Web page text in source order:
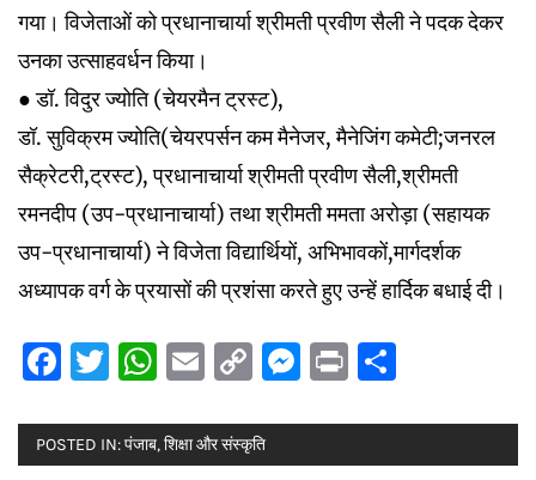
गया। विजेताओं को प्रधानाचार्या श्रीमती प्रवीण सैली ने पदक देकर
उनका उत्साहवर्धन किया।
● डॉ. विदुर ज्योति (चेयरमैन ट्रस्ट),
डॉ. सुविक्रम ज्योति(चेयरपर्सन कम मैनेजर, मैनेजिंग कमेटी;जनरल
सैक्रेटरी,ट्रस्ट), प्रधानाचार्या श्रीमती प्रवीण सैली,श्रीमती
रमनदीप (उप-प्रधानाचार्या) तथा श्रीमती ममता अरोड़ा (सहायक
उप-प्रधानाचार्या) ने विजेता विद्यार्थियों, अभिभावकों,मार्गदर्शक
अध्यापक वर्ग के प्रयासों की प्रशंसा करते हुए उन्हें हार्दिक बधाई दी।
Facebook
Twitter
WhatsApp
Email
CopyMessenger
Print
POSTED IN:पंजाब,शिक्षा और संस्कृति